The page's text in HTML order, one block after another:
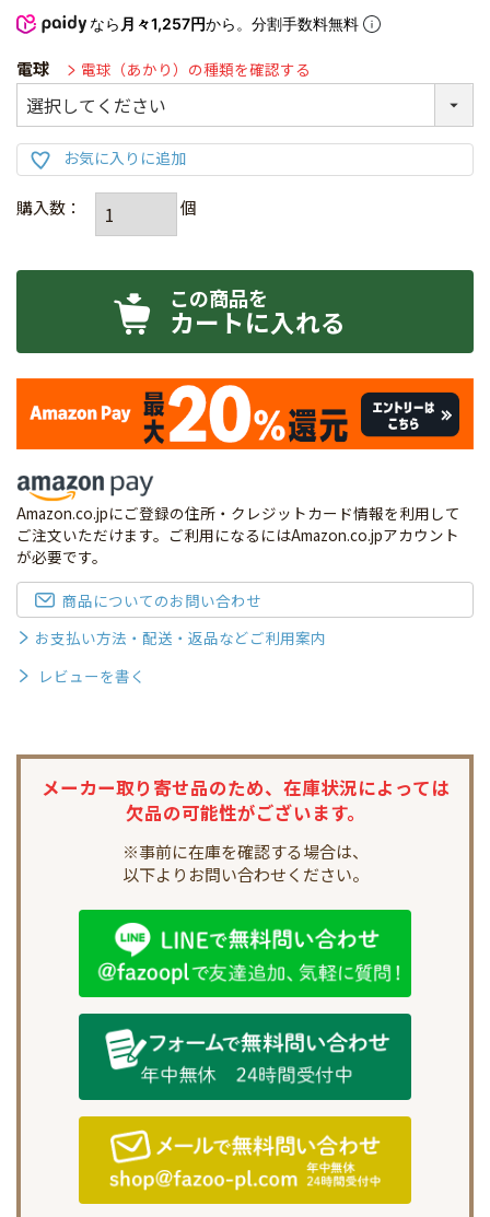
なら 月々1,257円から。分割手数料無料
電球 電球（あかり）の種類を確認する
カートに入れる
Amazon.co.jpにご登録の住所・クレジットカード情報を利用して
ご注文いただけます。ご利用になるにはAmazon.co.jpアカウント
が必要です。
商品についてのお問い合わせ
お支払い方法・配送・返品などご利用案内
レビューを書く
メーカー取り寄せ品のため、 在庫状況によっては
欠品の可能性がございます。
※事前に在庫を確認する場合は、
以下よりお問い合わせください。